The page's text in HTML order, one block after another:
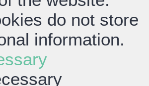
do not store
information.